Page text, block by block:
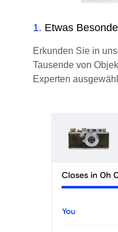
1. Etwas
Erkunden Sie in
Tausende von
Experten